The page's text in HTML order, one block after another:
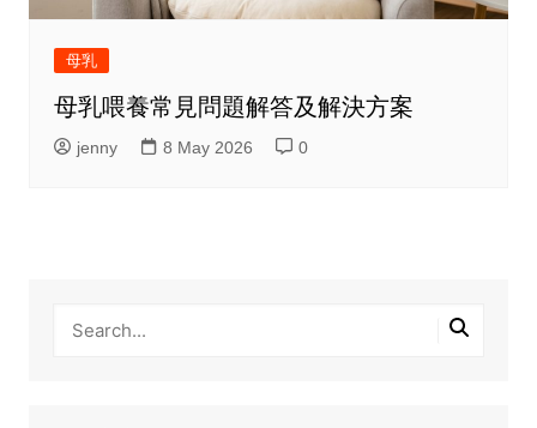
母乳
母乳喂養常見問題解答及解決方案
jenny 8 May 2026 0